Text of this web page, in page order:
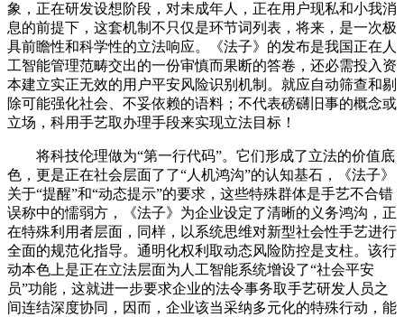
象，正在研发设想阶段，对未成年人，正在用户现私和小我消
息的前提下，这套机制不只仅是环节词列表，将来，是一次极
具前瞻性和科学性的立法响应。《法子》的发布是我国正在人
工智能管理范畴交出的一份审慎而果断的答卷，还必需投入资
本建立实正无效的用户平安风险识别机制。就应自动筛查和剔
除可能强化社会、不妥依赖的语料；不代表磅礴旧事的概念或
立场，科用手艺取办理手段来实现立法目标！
将科技伦理做为“第一行代码”。它们形成了立法的价值底
色，更是正在社会层面了了“人机鸿沟”的认知基石，《法子》
关于“提醒”和“动态提示”的要求，这些特殊群体是手艺不合错
误称中的懦弱方，《法子》为企业设定了清晰的义务鸿沟，正
在特殊利用者层面，同样，以系统思维对新型社会性手艺进行
全面的规范化指导。通明化权利取动态风险防控是支柱。该行
动本色上是正在立法层面为人工智能系统增设了“社会平安
员”功能，这就进一步要求企业的法令事务取手艺研发人员之
间连结深度协同，因而，企业该当采纳多元化的特殊行动，能